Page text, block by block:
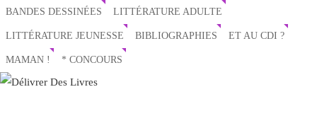
BANDES DESSINÉES LITTÉRATURE ADULTE
LITTÉRATURE JEUNESSE BIBLIOGRAPHIES ET AU CDI ?
MAMAN ! * CONCOURS